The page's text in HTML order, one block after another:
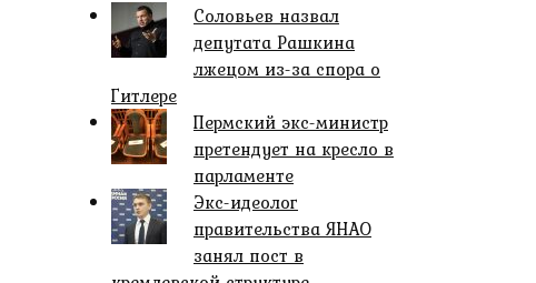
Соловьев назвал
депутата Рашкина
лжецом из-за спора о
Гитлере
Пермский экс-министр
претендует на кресло в
парламенте
Экс-идеолог
правительства ЯНАО
занял пост в